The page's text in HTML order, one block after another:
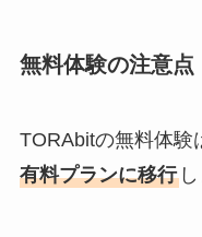
無料体験の注意点
TORAbitの無料体験
有料プランに移行し